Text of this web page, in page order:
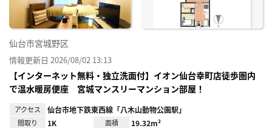
仙台市宮城野区
情報更新日 2026/08/02 13:13
【インターネット無料・独立洗面付】イオン仙台幸町店徒歩圏内
で温水暖房便座 宮城マンスリーマンション部屋！
アクセス 仙台市地下鉄東西線「八木山動物公園駅」
間取り 1K 面積 19.32m²